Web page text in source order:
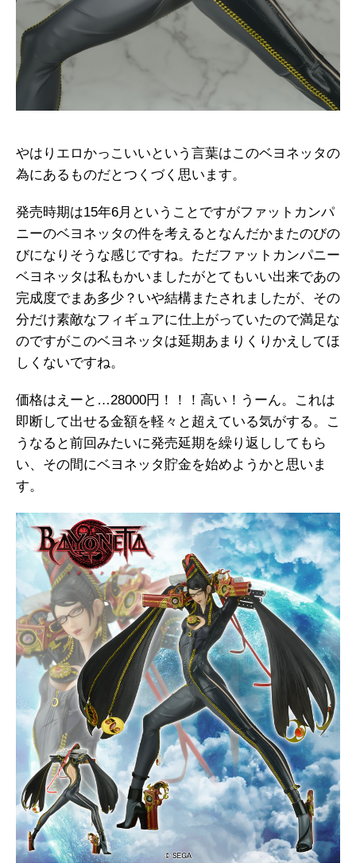
やはりエロかっこいいという言葉はこのベヨネッタの
為にあるものだとつくづく思います。
発売時期は15年6月ということですがファットカンパ
ニーのベヨネッタの件を考えるとなんだかまたのびの
びになりそうな感じですね。ただファットカンパニー
ベヨネッタは私もかいましたがとてもいい出来であの
完成度でまあ多少？いや結構またされましたが、その
分だけ素敵なフィギュアに仕上がっていたので満足な
のですがこのベヨネッタは延期あまりくりかえしてほ
しくないですね。
価格はえーと…28000円！！！高い！うーん。これは
即断して出せる金額を軽々と超えている気がする。こ
うなると前回みたいに発売延期を繰り返ししてもら
い、その間にベヨネッタ貯金を始めようかと思いま
す。